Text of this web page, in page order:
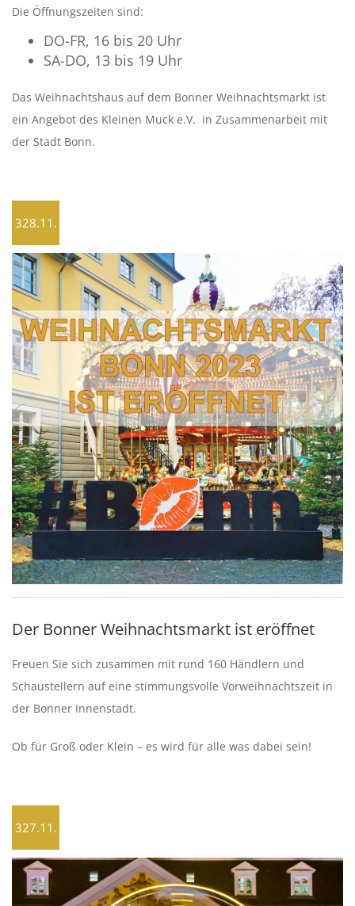
Die Öffnungszeiten sind:
DO-FR, 16 bis 20 Uhr
SA-DO, 13 bis 19 Uhr
Das Weihnachtshaus auf dem Bonner Weihnachtsmarkt ist
ein Angebot des Kleinen Muck e.V. in Zusammenarbeit mit
der Stadt Bonn.
328.11.
Der Bonner Weihnachtsmarkt ist eröffnet
Freuen Sie sich zusammen mit rund 160 Händlern und
Schaustellern auf eine stimmungsvolle Vorweihnachtszeit in
der Bonner Innenstadt.
Ob für Groß oder Klein – es wird für alle was dabei sein!
327.11.